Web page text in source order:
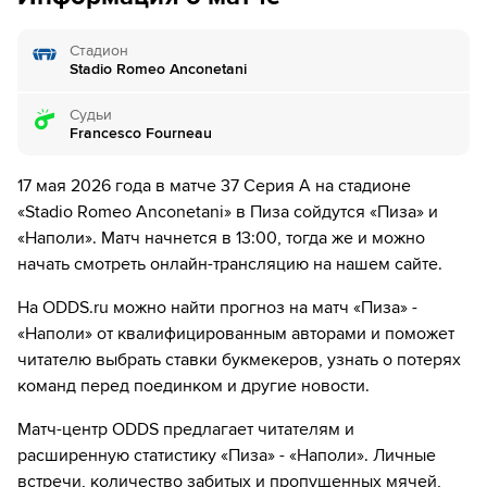
9´ Элиф Элмас из команды Наполи подал угловой справа.
9´ Амир Ррахмани нанес удар, но тот был заблокирован.
11´
Безумный фол. Мишель Эбишер грубо играет против
соперника. Пострадал Джованни Ди Лоренцо
далеко, он валит Скотт Мактоминей.
14´ Наполи совершает вбрасывание на половине поля
противника
15´ Сэм Беукема наносит удар из-за штрафной, но Адриан
Семпер держит все под контролем
Стадион
Stadio Romeo Anconetani
Судьи
Francesco Fourneau
17 мая 2026 года в матче 37 Серия А на стадионе
«Stadio Romeo Anconetani» в Пиза сойдутся «Пиза» и
«Наполи». Матч начнется в 13:00, тогда же и можно
начать смотреть онлайн-трансляцию на нашем сайте.
На ODDS.ru можно найти прогноз на матч «Пиза» -
«Наполи» от квалифицированным авторами и поможет
читателю выбрать ставки букмекеров, узнать о потерях
команд перед поединком и другие новости.
Матч-центр ODDS предлагает читателям и
расширенную статистику «Пиза» - «Наполи». Личные
встречи, количество забитых и пропущенных мячей,